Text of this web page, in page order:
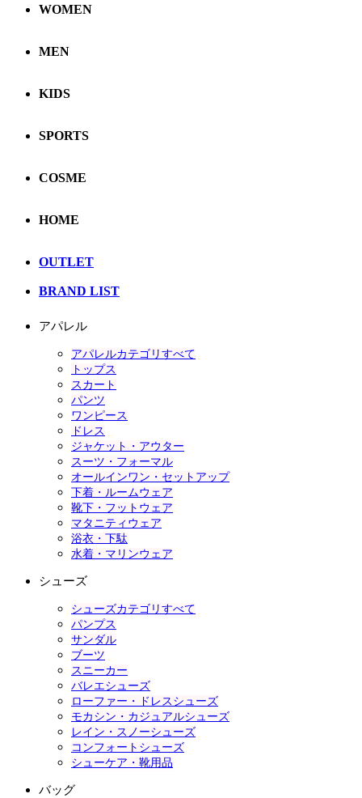
WOMEN
MEN
KIDS
SPORTS
COSME
HOME
OUTLET
BRAND LIST
アパレル
アパレルカテゴリすべて
トップス
スカート
パンツ
ワンピース
ドレス
ジャケット・アウター
スーツ・フォーマル
オールインワン・セットアップ
下着・ルームウェア
靴下・フットウェア
マタニティウェア
浴衣・下駄
水着・マリンウェア
シューズ
シューズカテゴリすべて
パンプス
サンダル
ブーツ
スニーカー
バレエシューズ
ローファー・ドレスシューズ
モカシン・カジュアルシューズ
レイン・スノーシューズ
コンフォートシューズ
シューケア・靴用品
バッグ